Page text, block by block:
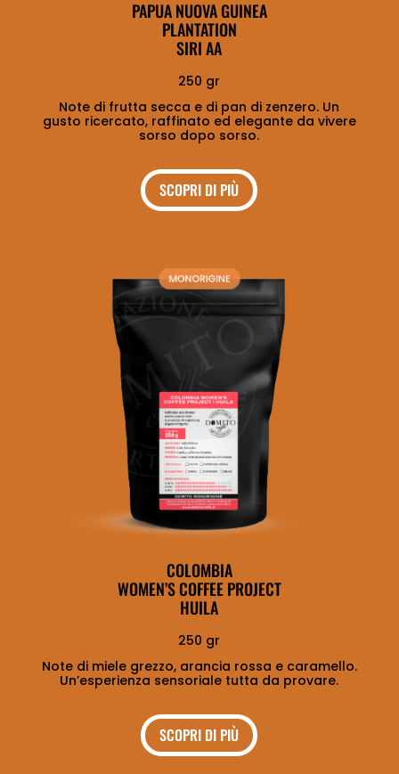
PAPUA NUOVA GUINEA
PLANTATION
SIRI AA
250 gr
Note di frutta secca e di pan di zenzero. Un
gusto ricercato, raffinato ed elegante da vivere
sorso dopo sorso.
SCOPRI DI PIÙ
COLOMBIA
WOMEN’S COFFEE PROJECT
HUILA
250 gr
Note di miele grezzo, arancia rossa e caramello.
Un’esperienza sensoriale tutta da provare.
SCOPRI DI PIÙ